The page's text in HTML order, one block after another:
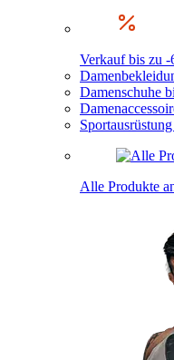
Verkauf bis zu -
Damenschuhe
Alle Produkte